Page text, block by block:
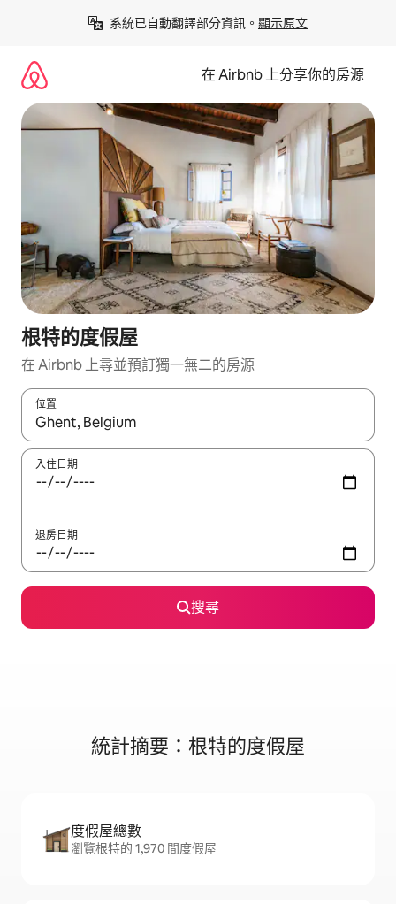
系統已自動翻譯部分資訊。 顯示原文
在 Airbnb 上分享你的房源
根特的度假屋
在 Airbnb 上尋並預訂獨一無二的房源
位置
如有搜尋結果，瀏覽內容時請使用上下箭頭，或輕點、滑動裝置。
入住日期
退房日期
搜尋
統計摘要：根特的度假屋
度假屋總數
瀏覽根特的 1,970 間度假屋